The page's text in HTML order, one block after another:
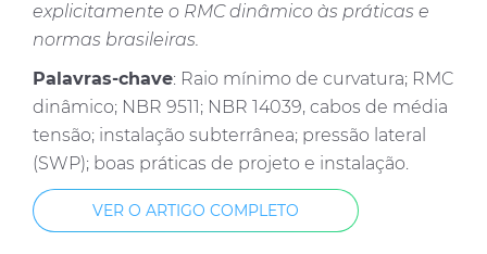
explicitamente o RMC dinâmico às práticas e
normas brasileiras.
Palavras-chave: Raio mínimo de curvatura; RMC
dinâmico; NBR 9511; NBR 14039, cabos de média
tensão; instalação subterrânea; pressão lateral
(SWP); boas práticas de projeto e instalação.
VER O ARTIGO COMPLETO